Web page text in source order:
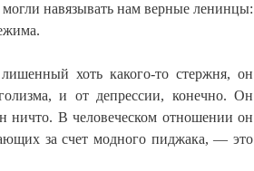
навязывать нам верные ленинцы:
хоть какого-то стержня, он
и от депрессии, конечно. Он
ничто. В человеческом отношении он
за счет модного пиджака, — это